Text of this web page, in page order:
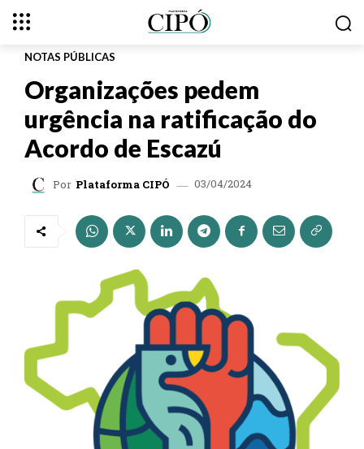
NOTAS PÚBLICAS
Organizações pedem
urgência na ratificação do
Acordo de Escazú
Por Plataforma CIPÓ 03/04/2024